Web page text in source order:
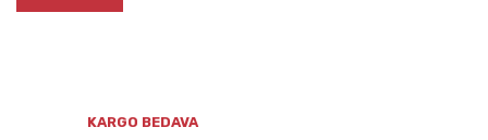
KARGO BEDAVA